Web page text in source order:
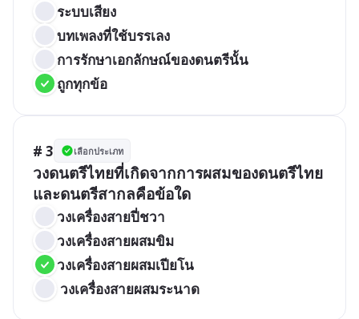
ระบบเสียง
บทเพลงที่ใช้บรรเลง
การรักษาเอกลักษณ์ของดนตรีนั้น
ถูกทุกข้อ
# 3 เลือกประเภท
วงดนตรีไทยที่เกิดจากการผสมของดนตรีไทย
และดนตรีสากลคือข้อใด
วงเครื่องสายปี่ชวา
วงเครื่องสายผสมขิม
วงเครื่องสายผสมเปียโน
วงเครื่องสายผสมระนาด